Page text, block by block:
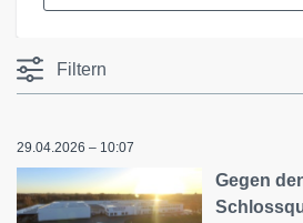
Filtern
29.04.2026 – 10:07
Gegen